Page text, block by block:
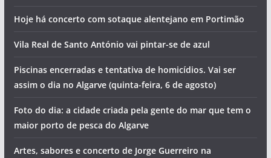
Hoje há concerto com sotaque alentejano em Portimão
Vila Real de Santo António vai pintar-se de azul
Piscinas encerradas e tentativa de homicídios. Vai ser
assim o dia no Algarve (quinta-feira, 6 de agosto)
Foto do dia: a cidade criada pela gente do mar que tem o
maior porto de pesca do Algarve
Artes, sabores e concerto de Jorge Guerreiro na